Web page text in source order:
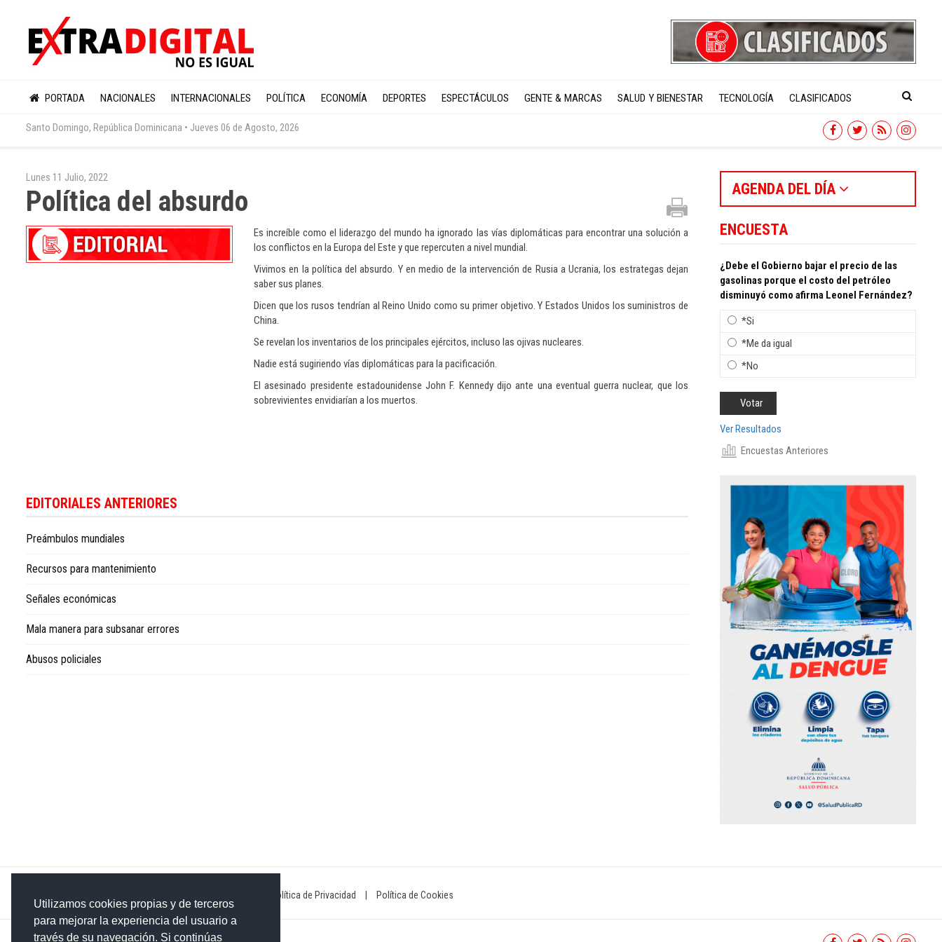
Utilizamos cookies propias y de terceros
para mejorar la experiencia del usuario a
través de su navegación. Si continúas
PORTADA NACIONALES INTERNACIONALES POLÍTICA ECONOMÍA DEPORTES ESPECTÁCULOS GENTE & MARCAS SALUD Y BIENESTAR TECNOLOGÍA CLASIFICADOS
Santo Domingo, República Dominicana • Jueves 06 de Agosto, 2026
Lunes 11 Julio, 2022
Política del absurdo
Es increíble como el liderazgo del mundo ha ignorado las vías diplomáticas para encontrar una solución a
los conflictos en la Europa del Este y que repercuten a nivel mundial.
Vivimos en la política del absurdo. Y en medio de la intervención de Rusia a Ucrania, los estrategas dejan
saber sus planes.
Dicen que los rusos tendrían al Reino Unido como su primer objetivo. Y Estados Unidos los suministros de
China.
Se revelan los inventarios de los principales ejércitos, incluso las ojivas nucleares.
Nadie está sugiriendo vías diplomáticas para la pacificación.
El asesinado presidente estadounidense John F. Kennedy dijo ante una eventual guerra nuclear, que los
sobrevivientes envidiarían a los muertos.
EDITORIALES ANTERIORES
Preámbulos mundiales
Recursos para mantenimiento
Señales económicas
Mala manera para subsanar errores
Abusos policiales
AGENDA DEL DÍA
ENCUESTA
¿Debe el Gobierno bajar el precio de las
gasolinas porque el costo del petróleo
disminuyó como afirma Leonel Fernández?
*Si
*Me da igual
*No
Ver Resultados
Encuestas Anteriores
Política de Privacidad Política de Cookies